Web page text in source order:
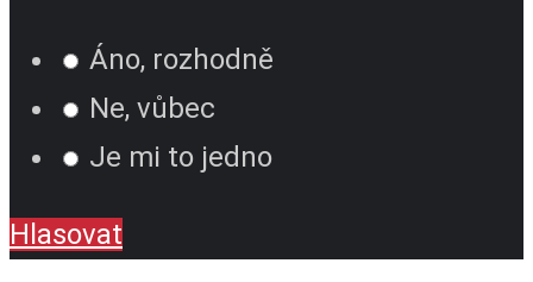
Áno, rozhodně
Ne, vůbec
Je mi to jedno
Hlasovat